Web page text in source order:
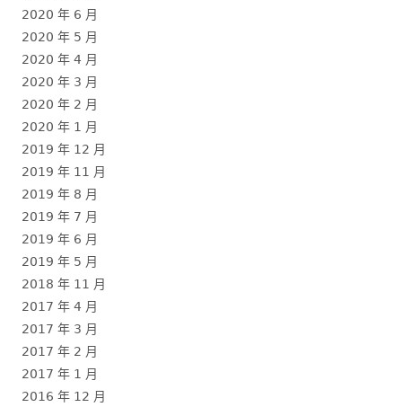
2020 年 6 月
2020 年 5 月
2020 年 4 月
2020 年 3 月
2020 年 2 月
2020 年 1 月
2019 年 12 月
2019 年 11 月
2019 年 8 月
2019 年 7 月
2019 年 6 月
2019 年 5 月
2018 年 11 月
2017 年 4 月
2017 年 3 月
2017 年 2 月
2017 年 1 月
2016 年 12 月